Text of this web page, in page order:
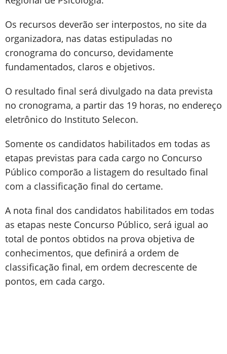
Os recursos deverão ser interpostos, no site da
organizadora, nas datas estipuladas no
cronograma do concurso, devidamente
fundamentados, claros e objetivos.
O resultado final será divulgado na data prevista
no cronograma, a partir das 19 horas, no endereço
eletrônico do Instituto Selecon.
Somente os candidatos habilitados em todas as
etapas previstas para cada cargo no Concurso
Público comporão a listagem do resultado final
com a classificação final do certame.
A nota final dos candidatos habilitados em todas
as etapas neste Concurso Público, será igual ao
total de pontos obtidos na prova objetiva de
conhecimentos, que definirá a ordem de
classificação final, em ordem decrescente de
pontos, em cada cargo.